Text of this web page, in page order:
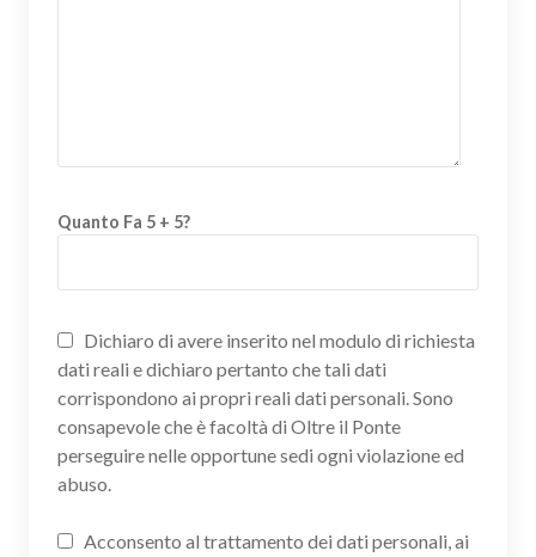
Quanto Fa 5 + 5?
Dichiaro di avere inserito nel modulo di richiesta
dati reali e dichiaro pertanto che tali dati
corrispondono ai propri reali dati personali. Sono
consapevole che è facoltà di Oltre il Ponte
perseguire nelle opportune sedi ogni violazione ed
abuso.
Acconsento al trattamento dei dati personali, ai